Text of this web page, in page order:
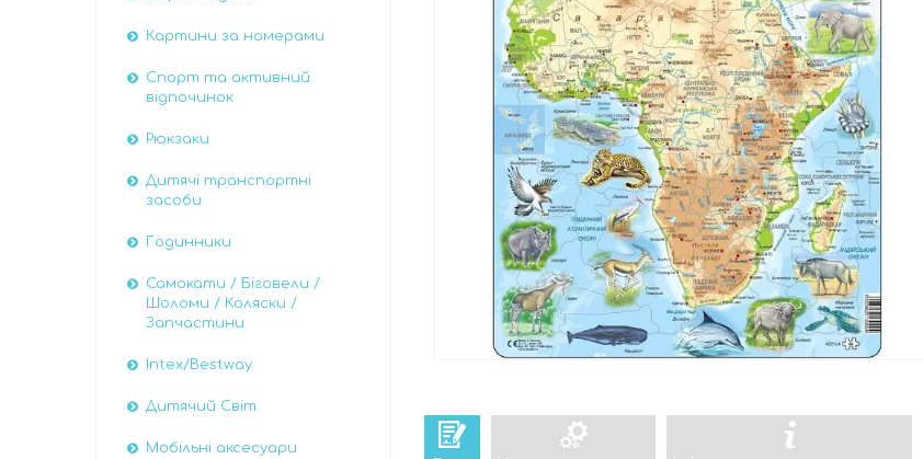
Картини за номерами
Спорт та активний
відпочинок
Рюкзаки
Дитячі транспортні
засоби
Годинники
Самокати / Біговели /
Шоломи / Коляски /
Запчастини
Intex/Bestway
Дитячий Світ
Мобільні аксесуари